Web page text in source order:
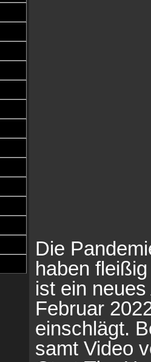
Die
haben
ist ein
Februar
einschlägt.
samt Video